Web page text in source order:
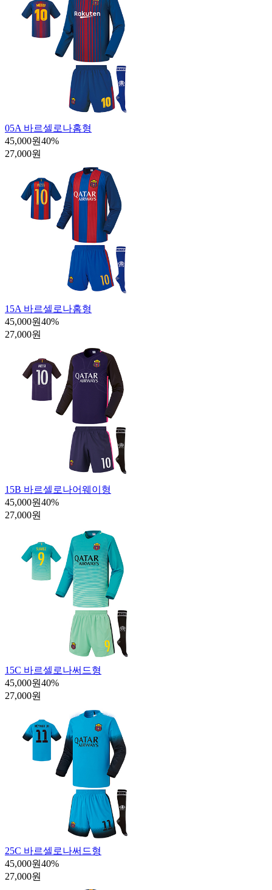
05A 바르셀로나홈형
45,000원40%
27,000원
15A 바르셀로나홈형
45,000원40%
27,000원
15B 바르셀로나어웨이형
45,000원40%
27,000원
15C 바르셀로나써드형
45,000원40%
27,000원
25C 바르셀로나써드형
45,000원40%
27,000원